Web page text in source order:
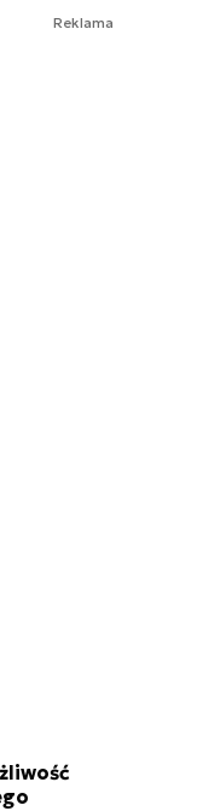
Reklama